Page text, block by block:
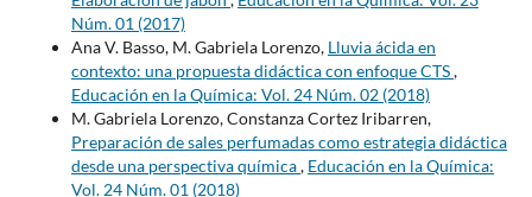
Núm. 01 (2017)
Ana V. Basso, M. Gabriela Lorenzo, Lluvia ácida en
contexto: una propuesta didáctica con enfoque CTS,
Educación en la Química: Vol. 24 Núm. 02 (2018)
M. Gabriela Lorenzo, Constanza Cortez Iribarren,
Preparación de sales perfumadas como estrategia didáctica
desde una perspectiva química, Educación en la Química:
Vol. 24 Núm. 01 (2018)